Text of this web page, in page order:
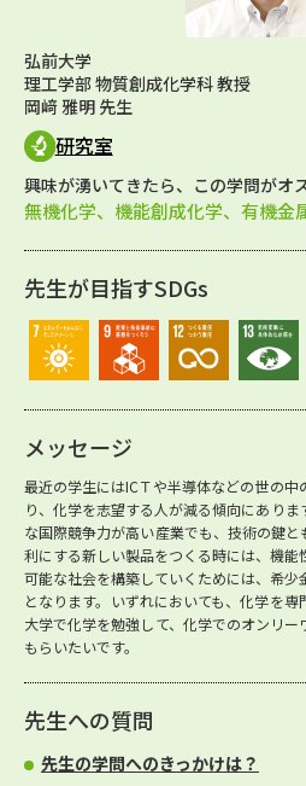
弘前大学
理工学部 物質創成化学科 教授
岡﨑 雅明 先生
研究室
興味が湧いてきたら、この学問がオ
無機化学、機能創成化学、有機金
先生が目指すSDGs
メッセージ
最近の学生にはICＴや半導体などの世の
り、化学を志望する人が減る傾向にあり
な国際競争力が高い産業でも、技術の鍵
利にする新しい製品をつくる時には、機
可能な社会を構築していくためには、希
となります。いずれにおいても、化学を専
大学で化学を勉強して、化学でのオンリ
もらいたいです。
先生への質問
先生の学問へのきっかけは？